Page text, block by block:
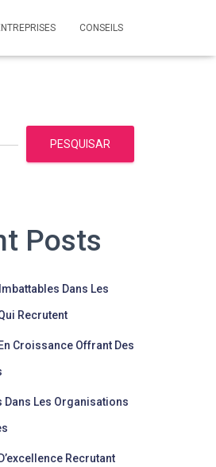
CONSEILS
PESQUISAR
Posts
Dans Les
Recrutent
Croissance Offrant Des
Dans Les Organisations
Recrutant